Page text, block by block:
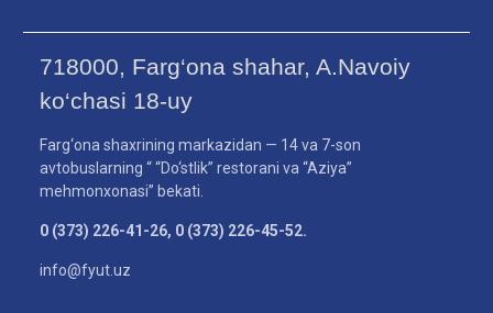
718000, Farg‘ona shahar, A.Navoiy
ko‘chasi 18-uy
Farg‘ona shaxrining markazidan — 14 va 7-son
avtobuslarning “ “Do‘stlik” restorani va “Aziya”
mehmonxonasi” bekati.
0 (373) 226-41-26, 0 (373) 226-45-52.
info@fyut.uz